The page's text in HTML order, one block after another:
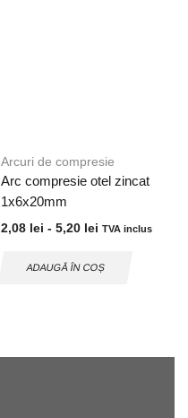
Arcuri de compresie
Arc compresie otel zincat
1x6x20mm
2,08 lei - 5,20 lei TVA inclus
ADAUGĂ ÎN COȘ